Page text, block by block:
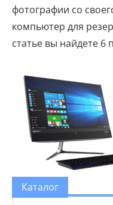
фотографии со
компьютер для
статье вы найдете 6
Каталог